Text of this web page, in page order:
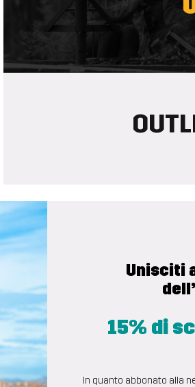
Unisciti
15% di
In quanto abbonato alla